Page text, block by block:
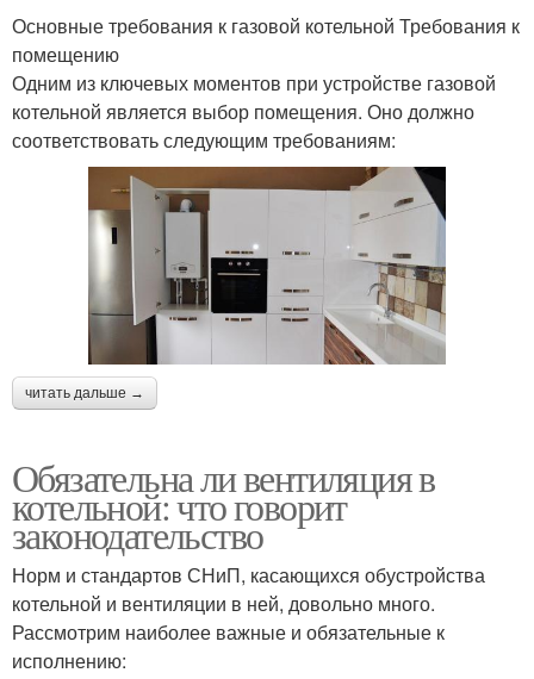
Основные требования к газовой котельной Требования к
помещению
Одним из ключевых моментов при устройстве газовой
котельной является выбор помещения. Оно должно
соответствовать следующим требованиям:
читать дальше →
Обязательна ли вентиляция в
котельной: что говорит
законодательство
Норм и стандартов СНиП, касающихся обустройства
котельной и вентиляции в ней, довольно много.
Рассмотрим наиболее важные и обязательные к
исполнению: